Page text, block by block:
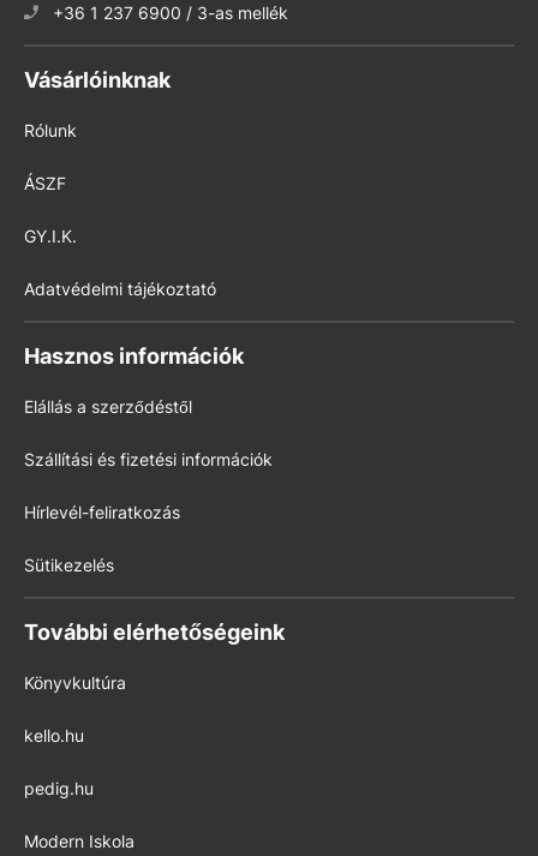
+36 1 237 6900 / 3-as mellék
Vásárlóinknak
Rólunk
ÁSZF
GY.I.K.
Adatvédelmi tájékoztató
Hasznos információk
Elállás a szerződéstől
Szállítási és fizetési információk
Hírlevél-feliratkozás
Sütikezelés
További elérhetőségeink
Könyvkultúra
kello.hu
pedig.hu
Modern Iskola